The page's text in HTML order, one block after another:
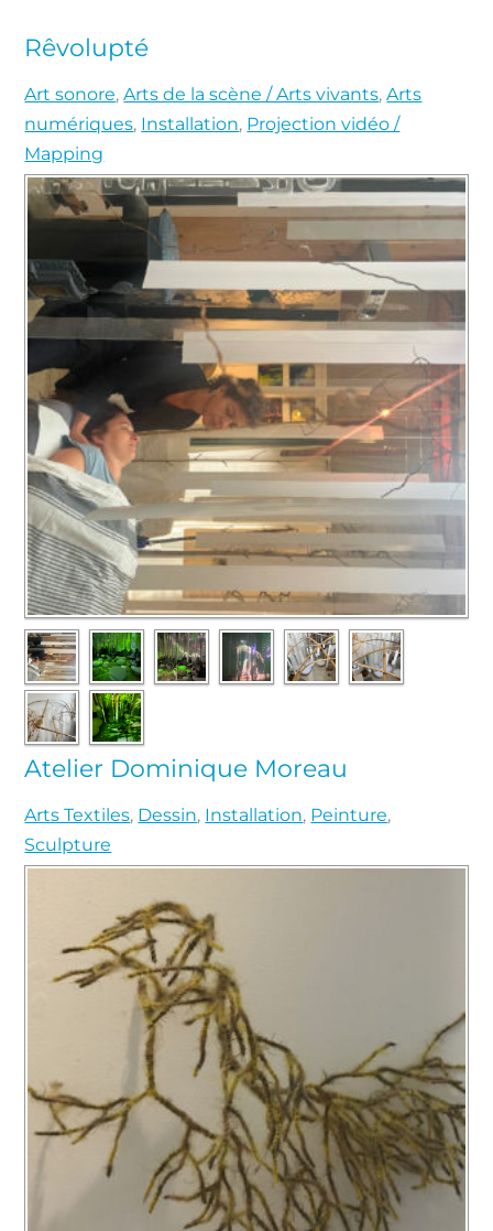
Rêvolupté
Art sonore,Arts de la scène / Arts vivants,Arts
numériques, Installation, Projection vidéo /
Mapping
Atelier Dominique Moreau
Arts Textiles, Dessin, Installation, Peinture,
Sculpture